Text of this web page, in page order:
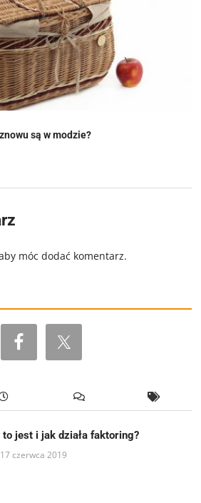
są w modzie?
móc dodać komentarz.
to jest i jak działa faktoring?
17 czerwca 2019